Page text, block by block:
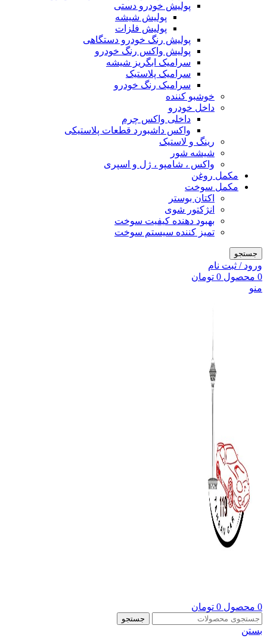
پولیش خودرو دستی
پولیش شیشه
پولیش فلزات
پولیش رنگ خودرو دستگاهی
پولیش واکس رنگ خودرو
سرامیک ابگریز شیشه
سرامیک پلاستیک
سرامیک رنگ خودرو
خوشبو کننده
داخل خودرو
داخلی واکس چرم
واکس داشبورد قطعات پلاستیکی
رینگ و لاستیک
شیشه شور
واکس ، شامپو ، ژل و اسپری
مکمل روغن
مکمل سوخت
اکتان بوستر
انژکتور شوی
بهبود دهنده کیفیت سوخت
تمیز کننده سیستم سوخت
جستجو
ورود / ثبت نام
0 محصول 0 تومان
منو
0 محصول 0 تومان
جستجو
بستن